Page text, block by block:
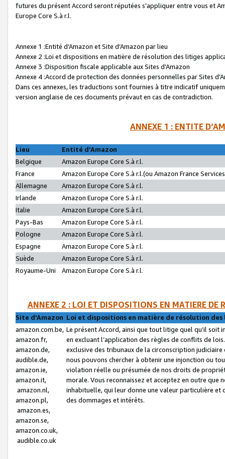
futures du présent Accord seront réputées s’appliquer entre vous et
Europe Core S.à r.l.
Annexe 1 :Entité d’Amazon et Site d’Amazon par lieu
Annexe 2 :Loi et dispositions en matière de résolution des litiges
Annexe 3 :Disposition fiscale applicable aux Sites d’Amazon
Annexe 4 :Accord de protection des données personnelles par Sites
Dans ces annexes, les traductions sont fournies à titre indicatif
version anglaise de ces documents prévaut en cas de contradiction.
ANNEXE 1 : ENTITE
Lieu
Entité d’Amazon
Belgique
Amazon Europe Core S.à r.l.
France
Amazon Europe Core S.à r.l.(ou Amazon France
Allemagne
Amazon Europe Core S.à r.l.
Irlande
Amazon Europe Core S.à r.l.
Italie
Amazon Europe Core S.à r.l.
Pays-Bas
Amazon Europe Core S.à r.l.
Pologne
Amazon Europe Core S.à r.l.
Espagne
Amazon Europe Core S.à r.l.
Suède
Amazon Europe Core S.à r.l.
Royaume-Uni
Amazon Europe Core S.à r.l.
ANNEXE 2 : LOI ET DISPOSITIONS EN MATIERE DE
Site d’Amazon Loi et dispositions en matière de résolution
amazon.com.be,
amazon.fr,
amazon.de,
audible.de,
amazon.ie,
amazon.it,
amazon.nl,
amazon.pl,
amazon.es,
amazon.se,
amazon.co.uk,
audible.co.uk
Le présent Accord, ainsi que tout litige quel qu’il soit
en excluant l’application des règles de conflits de
exclusive des tribunaux de la circonscription
nous pouvons chercher à obtenir une injonction ou
violation réelle ou présumée de nos droits de
morale. Vous reconnaissez et acceptez en outre que
inhabituelle, qui leur donne une valeur particulière
des dommages et intérêts.